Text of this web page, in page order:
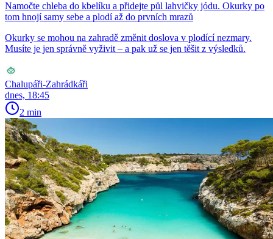
Namočte chleba do kbelíku a přidejte půl lahvičky jódu. Okurky po
tom hnojí samy sebe a plodí až do prvních mrazů
Okurky se mohou na zahradě změnit doslova v plodící nezmary.
Musíte je jen správně vyživit – a pak už se jen těšit z výsledků.
Chalupáři-Zahrádkáři
dnes, 18:45
2 min